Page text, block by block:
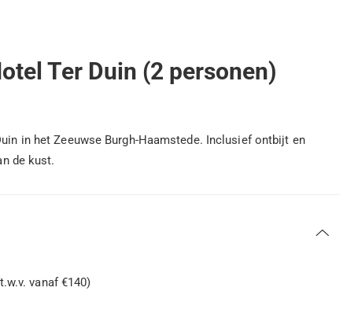
Ter Duin (2 personen)
in het Zeeuwse Burgh-Haamstede. Inclusief ontbijt en
de kust.
vanaf €140)